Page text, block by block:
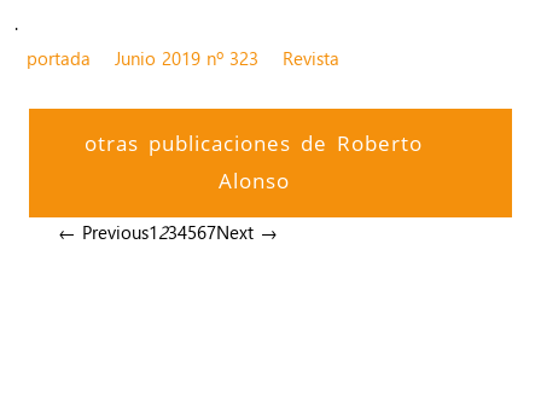
.
portada
Junio 2019 nº 323 Revista
otras publicaciones de Roberto
Alonso
← Previous1234567Next →